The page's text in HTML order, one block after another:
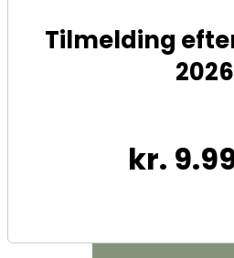
Tilmelding
2026
kr.